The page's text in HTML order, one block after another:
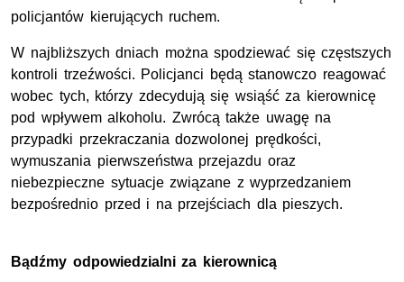
policjantów kierujących ruchem.
W najbliższych dniach można spodziewać się częstszych
kontroli trzeźwości. Policjanci będą stanowczo reagować
wobec tych, którzy zdecydują się wsiąść za kierownicę
pod wpływem alkoholu. Zwrócą także uwagę na
przypadki przekraczania dozwolonej prędkości,
wymuszania pierwszeństwa przejazdu oraz
niebezpieczne sytuacje związane z wyprzedzaniem
bezpośrednio przed i na przejściach dla pieszych.
Bądźmy odpowiedzialni za kierownicą